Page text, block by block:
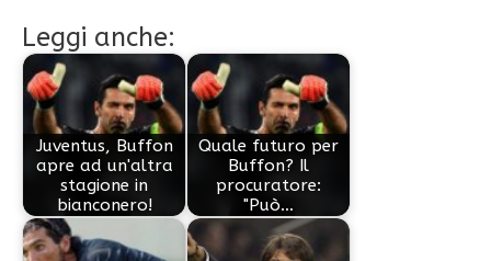
Leggi anche:
Juventus, Buffon
apre ad un'altra
stagione in
bianconero!
Quale futuro per
Buffon? Il
procuratore:
"Può…